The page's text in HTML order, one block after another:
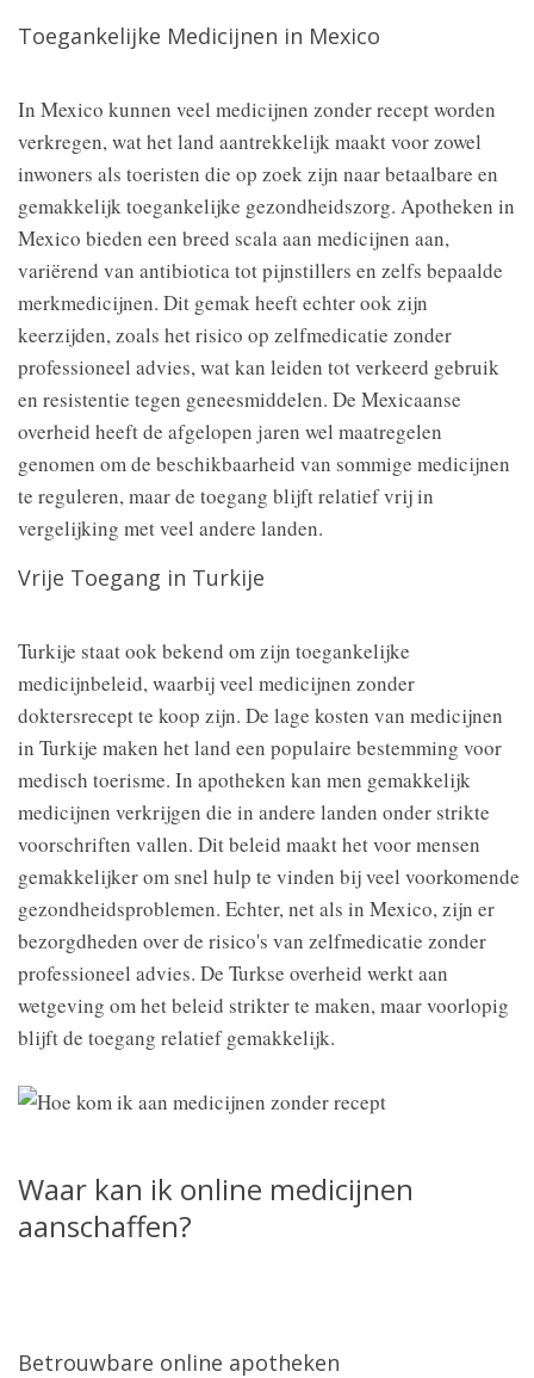
Toegankelijke Medicijnen in Mexico
In Mexico kunnen veel medicijnen zonder recept worden
verkregen, wat het land aantrekkelijk maakt voor zowel
inwoners als toeristen die op zoek zijn naar betaalbare en
gemakkelijk toegankelijke gezondheidszorg. Apotheken in
Mexico bieden een breed scala aan medicijnen aan,
variërend van antibiotica tot pijnstillers en zelfs bepaalde
merkmedicijnen. Dit gemak heeft echter ook zijn
keerzijden, zoals het risico op zelfmedicatie zonder
professioneel advies, wat kan leiden tot verkeerd gebruik
en resistentie tegen geneesmiddelen. De Mexicaanse
overheid heeft de afgelopen jaren wel maatregelen
genomen om de beschikbaarheid van sommige medicijnen
te reguleren, maar de toegang blijft relatief vrij in
vergelijking met veel andere landen.
Vrije Toegang in Turkije
Turkije staat ook bekend om zijn toegankelijke
medicijnbeleid, waarbij veel medicijnen zonder
doktersrecept te koop zijn. De lage kosten van medicijnen
in Turkije maken het land een populaire bestemming voor
medisch toerisme. In apotheken kan men gemakkelijk
medicijnen verkrijgen die in andere landen onder strikte
voorschriften vallen. Dit beleid maakt het voor mensen
gemakkelijker om snel hulp te vinden bij veel voorkomende
gezondheidsproblemen. Echter, net als in Mexico, zijn er
bezorgdheden over de risico's van zelfmedicatie zonder
professioneel advies. De Turkse overheid werkt aan
wetgeving om het beleid strikter te maken, maar voorlopig
blijft de toegang relatief gemakkelijk.
Waar kan ik online medicijnen
aanschaffen?
Betrouwbare online apotheken